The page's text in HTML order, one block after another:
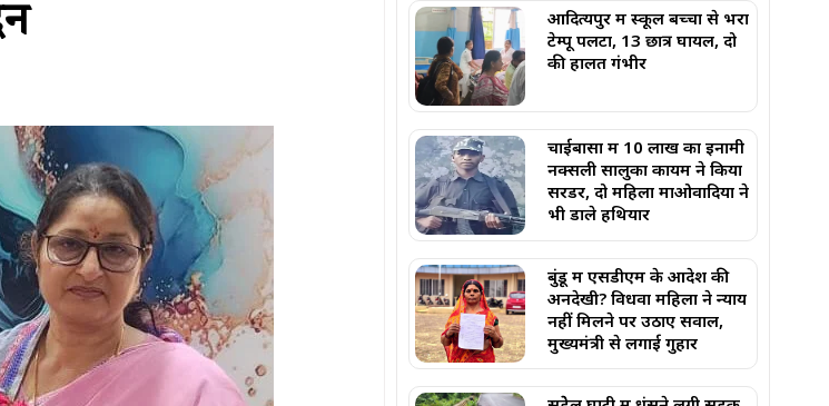
आदित्यपुर में स्कूल बच्चों से भरा
टेम्पू पलटा, 13 छात्र घायल, दो
की हालत गंभीर
चाईबासा में 10 लाख का इनामी
नक्सली सालुका कायम ने किया
सरेंडर, दो महिला माओवादियों ने
भी डाले हथियार
बुंडू में एसडीएम के आदेश की
अनदेखी? विधवा महिला ने न्याय
नहीं मिलने पर उठाए सवाल,
मुख्यमंत्री से लगाई गुहार